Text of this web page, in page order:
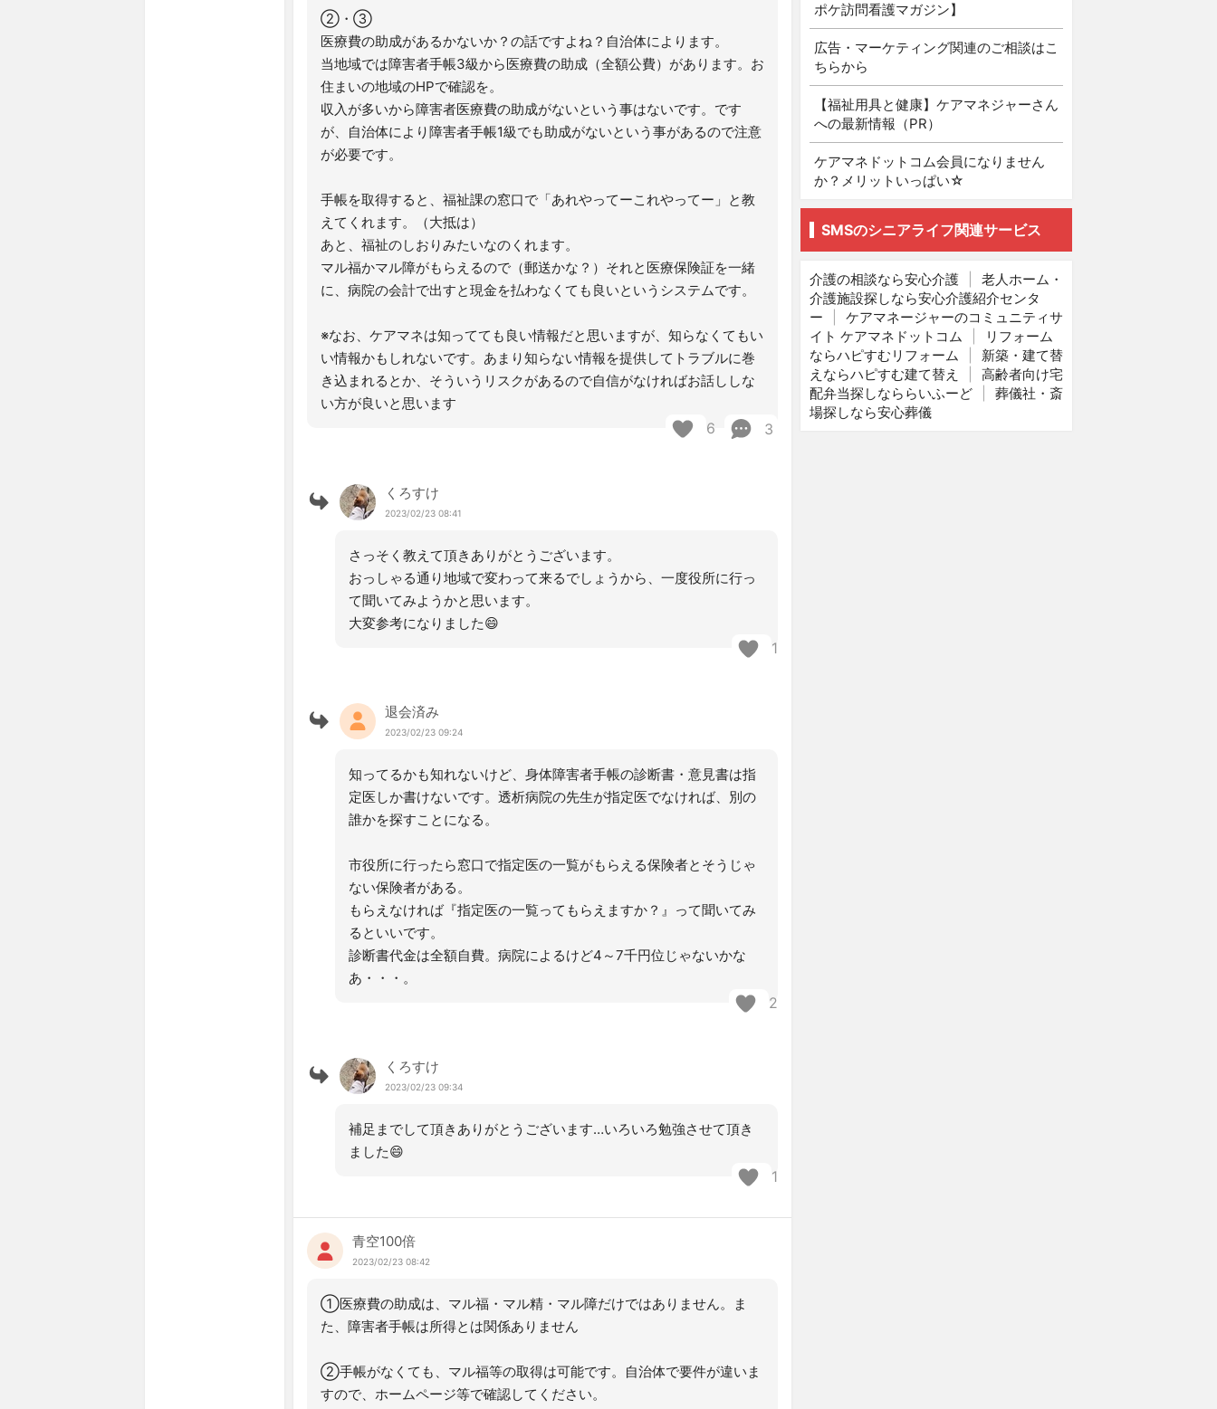
②・③
医療費の助成があるかないか？の話ですよね？自治体によります。
当地域では障害者手帳3級から医療費の助成（全額公費）があります。お
住まいの地域のHPで確認を。
収入が多いから障害者医療費の助成がないという事はないです。です
が、自治体により障害者手帳1級でも助成がないという事があるので注意
が必要です。
手帳を取得すると、福祉課の窓口で「あれやってーこれやってー」と教
えてくれます。（大抵は）
あと、福祉のしおりみたいなのくれます。
マル福かマル障がもらえるので（郵送かな？）それと医療保険証を一緒
に、病院の会計で出すと現金を払わなくても良いというシステムです。
※なお、ケアマネは知ってても良い情報だと思いますが、知らなくてもい
い情報かもしれないです。あまり知らない情報を提供してトラブルに巻
き込まれるとか、そういうリスクがあるので自信がなければお話ししな
い方が良いと思います
6 3
くろすけ
2023/02/23 08:41
さっそく教えて頂きありがとうございます。
おっしゃる通り地域で変わって来るでしょうから、一度役所に行っ
て聞いてみようかと思います。
大変参考になりました😄
1
退会済み
2023/02/23 09:24
知ってるかも知れないけど、身体障害者手帳の診断書・意見書は指
定医しか書けないです。透析病院の先生が指定医でなければ、別の
誰かを探すことになる。
市役所に行ったら窓口で指定医の一覧がもらえる保険者とそうじゃ
ない保険者がある。
もらえなければ『指定医の一覧ってもらえますか？』って聞いてみ
るといいです。
診断書代金は全額自費。病院によるけど4～7千円位じゃないかな
あ・・・。
2
くろすけ
2023/02/23 09:34
補足までして頂きありがとうございます…いろいろ勉強させて頂き
ました😄
1
青空100倍
2023/02/23 08:42
①医療費の助成は、マル福・マル精・マル障だけではありません。ま
た、障害者手帳は所得とは関係ありません
②手帳がなくても、マル福等の取得は可能です。自治体で要件が違いま
すので、ホームページ等で確認してください。
ポケ訪問看護マガジン】
広告・マーケティング関連のご相談はこ
ちらから
【福祉用具と健康】ケアマネジャーさん
への最新情報（PR）
ケアマネドットコム会員になりません
か？メリットいっぱい☆
SMSのシニアライフ関連サービス
介護の相談なら安心介護
老人ホーム・
介護施設探しなら安心介護紹介センタ
ー
ケアマネージャーのコミュニティサ
イト ケアマネドットコム
リフォーム
ならハピすむリフォーム
新築・建て替
えならハピすむ建て替え
高齢者向け宅
配弁当探しなららいふーど
葬儀社・斎
場探しなら安心葬儀